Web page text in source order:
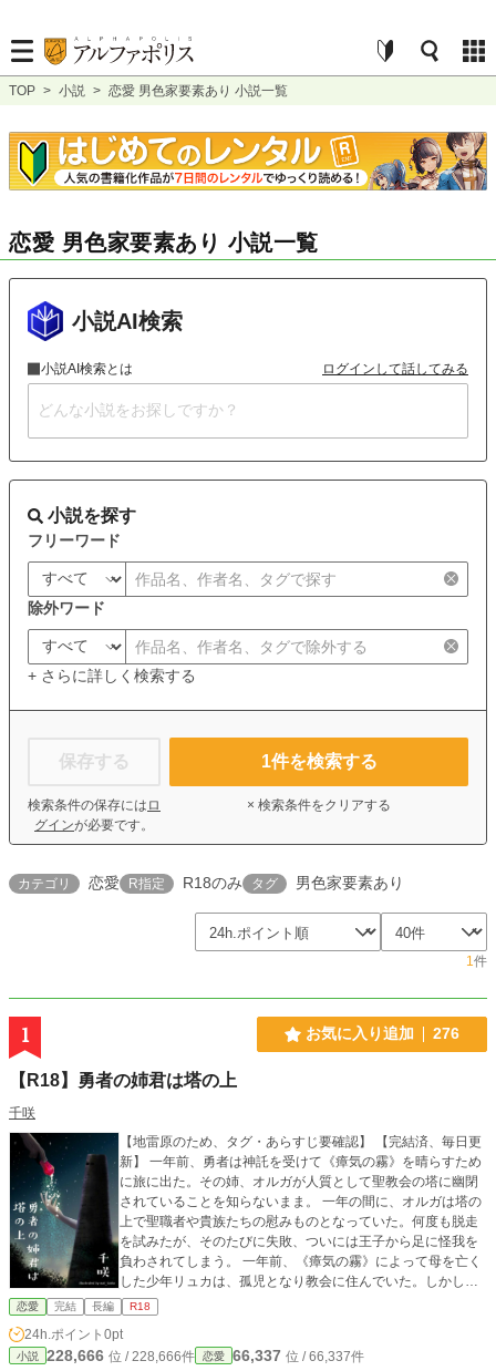
TOP > 小説 > 恋愛 男色家要素あり 小説一覧
恋愛 男色家要素あり 小説一覧
小説AI検索
小説AI検索とは ログインして話してみる
小説を探す
フリーワード
除外ワード
+ さらに詳しく検索する
保存する
検索条件の保存には ロ
グインが必要です。
1件を検索する
× 検索条件をクリアする
カテゴリ 恋愛 R指定 R18のみ タグ 男色家要素あり
1件
1 お気に入り追加 276
【R18】勇者の姉君は塔の上
千咲
【地雷原のため、タグ・あらすじ要確認】 【完結済、毎日更
新】 一年前、勇者は神託を受けて《瘴気の霧》を晴らすため
に旅に出た。その姉、オルガが人質として聖教会の塔に幽閉
されていることを知らないまま。 一年の間に、オルガは塔の
上で聖職者や貴族たちの慰みものとなっていた。何度も脱走
を試みたが、そのたびに失敗、ついには王子から足に怪我を
負わされてしまう。 一年前、《瘴気の霧》によって母を亡く
した少年リュカは、孤児となり教会に住んでいた。しかし、
教会を管理する聖職者に聖教会本部へ行ってはどうかと打診
され、王都へとやってくる。 そうして、一年の間に、リュカ
は自らの出生の秘密を知ることになる。 脱走を諦めてしまっ
た勇者の姉・彼女の世話係に任命された少年・狂気の王子、
恋愛 完結 長編 R18
24h.ポイント 0pt
小説 228,666 位 / 228,666件 恋愛 66,337 位 / 66,337件